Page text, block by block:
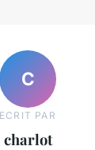
C
ECRIT PAR
charlot